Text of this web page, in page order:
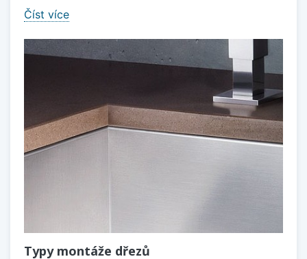
Číst více
Typy montáže dřezů